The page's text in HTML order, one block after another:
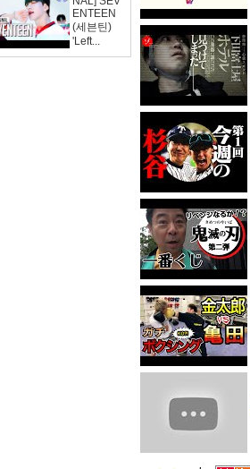
ENTEEN
(세븐틴)
'Left...